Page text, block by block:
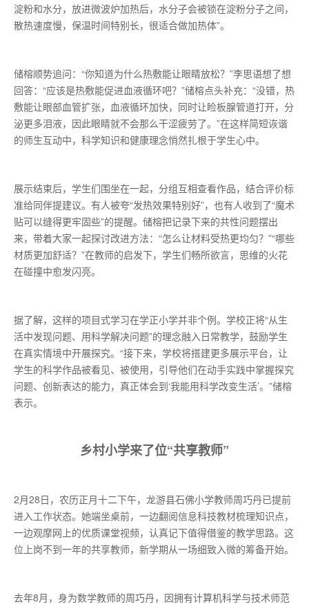
淀粉和水分，放进微波炉加热后，水分子会被锁在淀粉分子之间，
散热速度慢，保温时间特别长，很适合做加热体”。
储榕顺势追问：“你知道为什么热敷能让眼睛放松？”李思语想了想
回答：“应该是热敷能促进血液循环吧？”储榕点头补充：“没错，热
敷能让眼部血管扩张，血液循环加快，同时让睑板腺管道打开，分
泌更多泪液，因此眼睛就不会那么干涩疲劳了。”在这样简短诙谐
的师生互动中，科学知识和健康理念悄然扎根于学生心中。
展示结束后，学生们围坐在一起，分组互相查看作品，结合评价标
准给同伴提建议。有人被夸“发热效果特别好”，也有人收到了“魔术
贴可以缝得更牢固些”的提醒。储榕把记录下来的共性问题摆出
来，带着大家一起探讨改进方法：“怎么让材料受热更均匀？”“哪些
材质更加舒适？”在教师的启发下，学生们畅所欲言，思维的火花
在碰撞中愈发闪亮。
据了解，这样的项目式学习在学正小学并非个例。学校正将“从生
活中发现问题、用科学解决问题”的理念融入日常教学，鼓励学生
在真实情境中开展探究。“接下来，学校将搭建更多展示平台，让
学生的科学作品被看见、被使用，引导他们在动手实践中掌握探究
问题、创新表达的能力，真正体会到‘我能用科学改变生活’。”储榕
表示。
乡村小学来了位“共享教师”
2月28日，农历正月十二下午，龙游县石佛小学教师周巧丹已提前
进入工作状态。她端坐桌前，一边翻阅信息科技教材梳理知识点，
一边观摩网上的优质课堂视频，认真记下值得借鉴的教学思路。这
位上岗不到一年的共享教师，新学期从一场细致入微的筹备开始。
去年8月，身为数学教师的周巧丹，因拥有计算机科学与技术师范